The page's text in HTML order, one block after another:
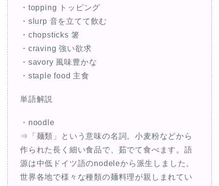
・topping トッピング
・slurp 音を立てて飲む
・chopsticks 箸
・craving 強い欲求
・savory 風味豊かな
・staple food 主食
単語解説
・noodle
⇒「麺類」という意味の名詞。小麦粉などから
作られた長く細い食品で、茹でて食べます。語
源は中低ドイツ語のnodeleから派生しました。
世界各地で様々な種類の麺料理が親しまれてい